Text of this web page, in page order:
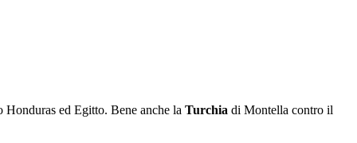
ed Egitto. Bene anche la Turchia di Montella contro il